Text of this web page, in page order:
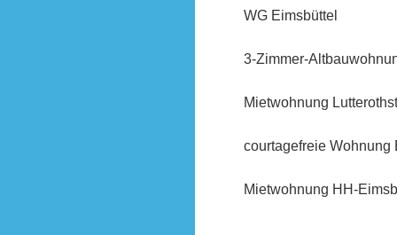
WG Eimsbüttel
3-Zimmer-
Mietwohnung
courtagefreie Wohnung
Mietwohnung HH-